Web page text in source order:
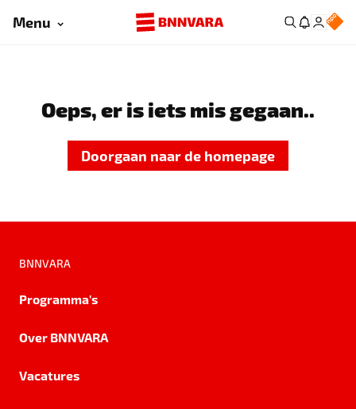
Menu
Oeps, er is iets mis gegaan..
Doorgaan naar de homepage
BNNVARA
Programma's
Over BNNVARA
Vacatures